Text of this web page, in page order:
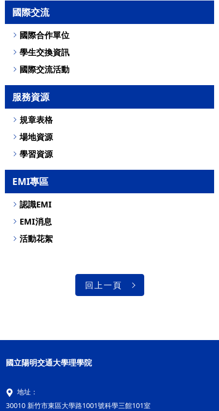
國際交流
國際合作單位
學生交換資訊
國際交流活動
服務資源
規章表格
場地資源
學習資源
EMI專區
認識EMI
EMI消息
活動花絮
回上一頁
國立陽明交通大學理學院
地址：
30010 新竹市東區大學路1001號科學三館101室